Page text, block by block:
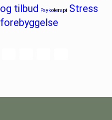
og tilbud Psykoterapi Stress
forebyggelse